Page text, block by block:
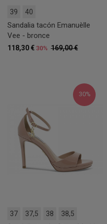
39 40
Sandalia tacón Emanuèlle
Vee - bronce
169,00 €
118,30 € 30%
30%
37 37,5 38 38,5